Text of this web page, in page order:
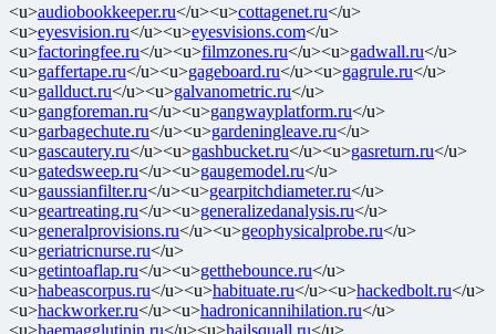
<u>audiobookkeeper.ru</u><u>cottagenet.ru</u>
<u>eyesvision.ru</u><u>eyesvisions.com</u>
<u>factoringfee.ru</u><u>filmzones.ru</u><u>gadwall.ru</u>
<u>gaffertape.ru</u><u>gageboard.ru</u><u>gagrule.ru</u>
<u>gallduct.ru</u><u>galvanometric.ru</u>
<u>gangforeman.ru</u><u>gangwayplatform.ru</u>
<u>garbagechute.ru</u><u>gardeningleave.ru</u>
<u>gascautery.ru</u><u>gashbucket.ru</u><u>gasreturn.ru</u>
<u>gatedsweep.ru</u><u>gaugemodel.ru</u>
<u>gaussianfilter.ru</u><u>gearpitchdiameter.ru</u>
<u>geartreating.ru</u><u>generalizedanalysis.ru</u>
<u>generalprovisions.ru</u><u>geophysicalprobe.ru</u>
<u>geriatricnurse.ru</u>
<u>getintoaflap.ru</u><u>getthebounce.ru</u>
<u>habeascorpus.ru</u><u>habituate.ru</u><u>hackedbolt.ru</u>
<u>hackworker.ru</u><u>hadronicannihilation.ru</u>
<u>haemagglutinin.ru</u><u>hailsquall.ru</u>